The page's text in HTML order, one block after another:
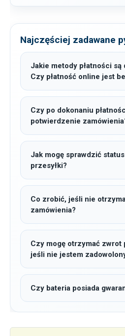
Najczęściej zadawane
Jakie metody płatności są
Czy płatność online jest
Czy po dokonaniu
potwierdzenie
Jak mogę sprawdzić
przesyłki?
Co zrobić, jeśli nie
zamówienia?
Czy mogę otrzymać zwrot
jeśli nie jestem
Czy bateria posiada